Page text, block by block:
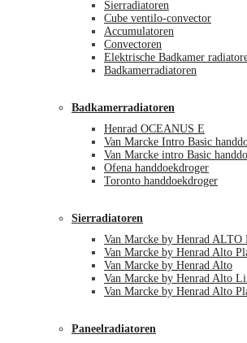
Sierradiatoren
Cube ventilo-convector
Accumulatoren
Convectoren
Elektrische Badkamer
Badkamerradiatoren
Badkamerradiatoren
Henrad OCEANUS E
Van Marcke Intro Basic
Van Marcke intro Basic
Ofena handdoekdroger
Toronto handdoekdroger
Sierradiatoren
Van Marcke by Henrad ALTO
Van Marcke by Henrad Alto
Van Marcke by Henrad Alto
Van Marcke by Henrad Alto
Van Marcke by Henrad Alto
Paneelradiatoren